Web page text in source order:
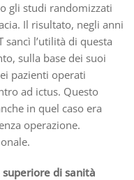
gli studi randomizzati
Il risultato, negli anni
sancì l’utilità di questa
sulla base dei suoi
pazienti operati
ad ictus. Questo
in quel caso era
operazione.
superiore di sanità